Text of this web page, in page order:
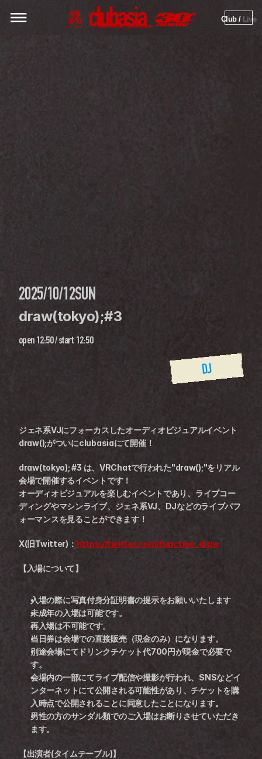
Club / Live
2025/10/12SUN
draw(tokyo);#3
open 12:50 / start 12:50
DJ
ジェネ系VJにフォーカスしたオーディオビジュアルイベント
draw();がついにclubasiaにて開催！
draw(tokyo); #3 は、VRChatで行われた"draw();"をリアル
会場で開催するイベントです！
オーディオビジュアルを楽しむイベントであり、ライブコー
ディングやマシンライブ、ジェネ系VJ、DJなどのライブパフ
ォーマンスを見ることができます！
X(旧Twitter)： https://twitter.com/function_draw
【入場について】
入場の際に写真付身分証明書の提示をお願いいたします
未成年の入場は可能です。
再入場は不可能です。
当日券は会場での直接販売（現金のみ）になります。
別途会場にてドリンクチケット代700円が現金で必要で
す。
会場内の一部にてライブ配信や撮影が行われ、SNSなどイ
ンターネットにて公開される可能性があり、チケットを購
入時点で公開されることに同意したことになります。
男性の方のサンダル類でのご入場はお断りさせていただき
ます。
【出演者(タイムテーブル)】